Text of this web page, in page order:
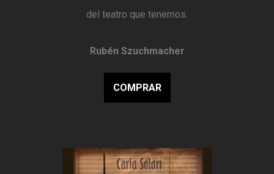
del teatro que tenemos.
Rubén Szuchmacher
COMPRAR